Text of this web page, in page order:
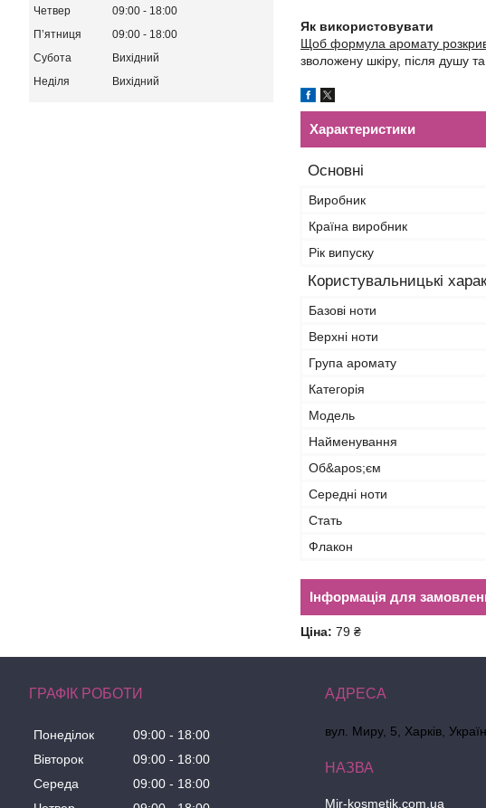
Як використовувати
Щоб формула аромату
зволожену шкіру, після душу
Характеристики
Основні
Виробник
Країна виробник
Рік випуску
Користувальницькі
Базові ноти
Верхні ноти
Група аромату
Категорія
Мoдель
Найменування
Об&apos;єм
Середні ноти
Стать
Флакон
Інформація для
Ціна: 79 ₴
Четвер
09:00
18:00
Пʼятниця
09:00
18:00
Субота
Вихідний
Неділя
Вихідний
ГРАФІК РОБОТИ
Понеділок 09:00
18:00
Вівторок
09:00
18:00
Середа
09:00
18:00
вул. Миру, 5, Харків,
Mir-kosmetik.com.ua